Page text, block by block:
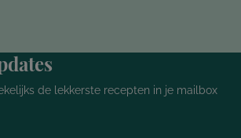
de lekkerste recepten in je mailbox